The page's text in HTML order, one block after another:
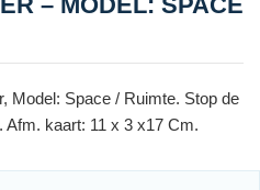
Model: Space / Ruimte. Stop de
kaart: 11 x 3 x17 Cm.